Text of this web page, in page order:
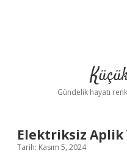
Gündelik hayatı
Elektriksiz Aplik
Tarih: Kasım 5, 2024